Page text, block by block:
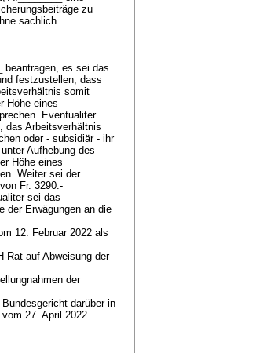
zu
sachlich
beantragen, es sei das
festzustellen, dass
somit
Höhe eines
Eventualiter
das Arbeitsverhältnis
oder - subsidiär - ihr
Aufhebung des
Höhe eines
Weiter sei der
Fr. 3290.-
sei das
der Erwägungen an die
12. Februar 2022 als
Rat auf Abweisung der
der
darüber in
27. April 2022